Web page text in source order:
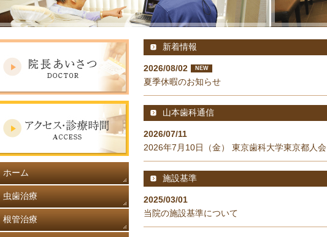
新着情報
2026/08/02 NEW
夏季休暇のお知らせ
山本歯科通信
2026/07/11
2026年7月10日（金） 東京歯科大学東京都人会
施設基準
2025/03/01
当院の施設基準について
ホーム
虫歯治療
根管治療